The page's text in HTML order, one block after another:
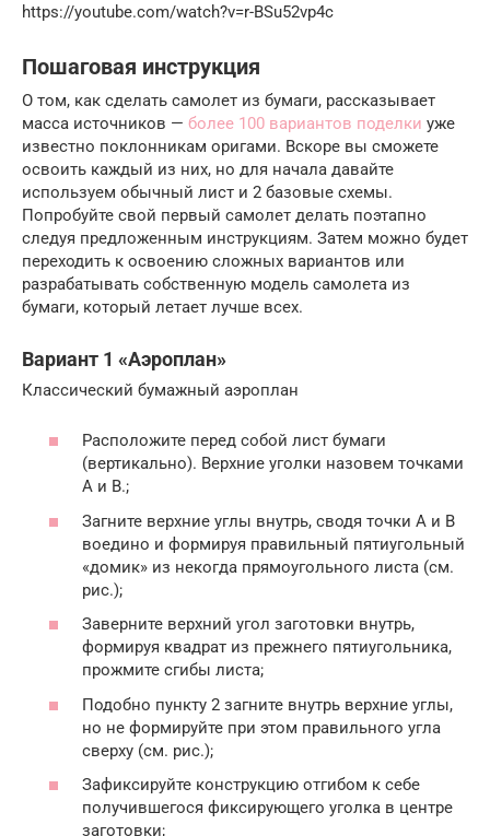
https://youtube.com/watch?v=r-BSu52vp4c
Пошаговая инструкция
О том, как сделать самолет из бумаги, рассказывает
масса источников — более 100 вариантов поделки уже
известно поклонникам оригами. Вскоре вы сможете
освоить каждый из них, но для начала давайте
используем обычный лист и 2 базовые схемы.
Попробуйте свой первый самолет делать поэтапно
следуя предложенным инструкциям. Затем можно будет
переходить к освоению сложных вариантов или
разрабатывать собственную модель самолета из
бумаги, который летает лучше всех.
Вариант 1 «Аэроплан»
Классический бумажный аэроплан
Расположите перед собой лист бумаги
(вертикально). Верхние уголки назовем точками
А и В.;
Загните верхние углы внутрь, сводя точки А и В
воедино и формируя правильный пятиугольный
«домик» из некогда прямоугольного листа (см.
рис.);
Заверните верхний угол заготовки внутрь,
формируя квадрат из прежнего пятиугольника,
прожмите сгибы листа;
Подобно пункту 2 загните внутрь верхние углы,
но не формируйте при этом правильного угла
сверху (см. рис.);
Зафиксируйте конструкцию отгибом к себе
получившегося фиксирующего уголка в центре
заготовки;